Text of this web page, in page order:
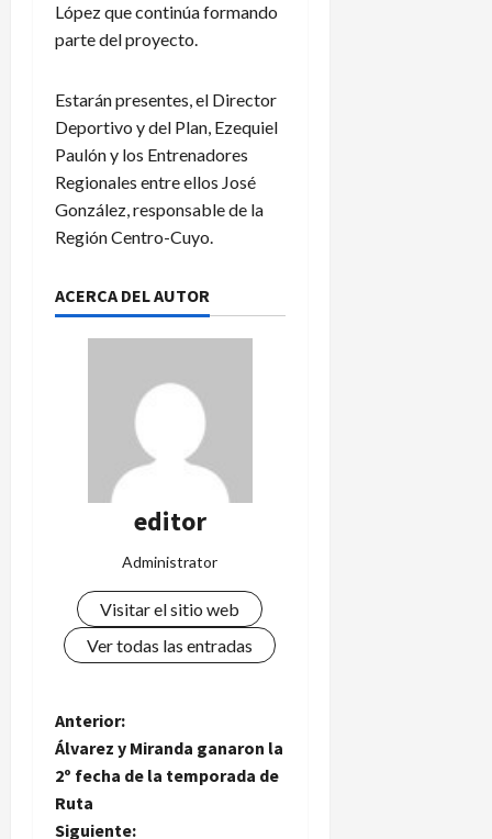
López que continúa formando
parte del proyecto.
Estarán presentes, el Director
Deportivo y del Plan, Ezequiel
Paulón y los Entrenadores
Regionales entre ellos José
González, responsable de la
Región Centro-Cuyo.
ACERCA DEL AUTOR
editor
Administrator
Visitar el sitio web
Ver todas las entradas
N
a
v
Anterior:
Álvarez y Miranda ganaron la
2º fecha de la temporada de
Ruta
Siguiente: